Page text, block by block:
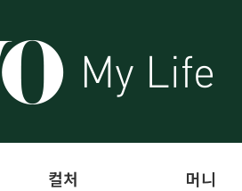
컬처 머니